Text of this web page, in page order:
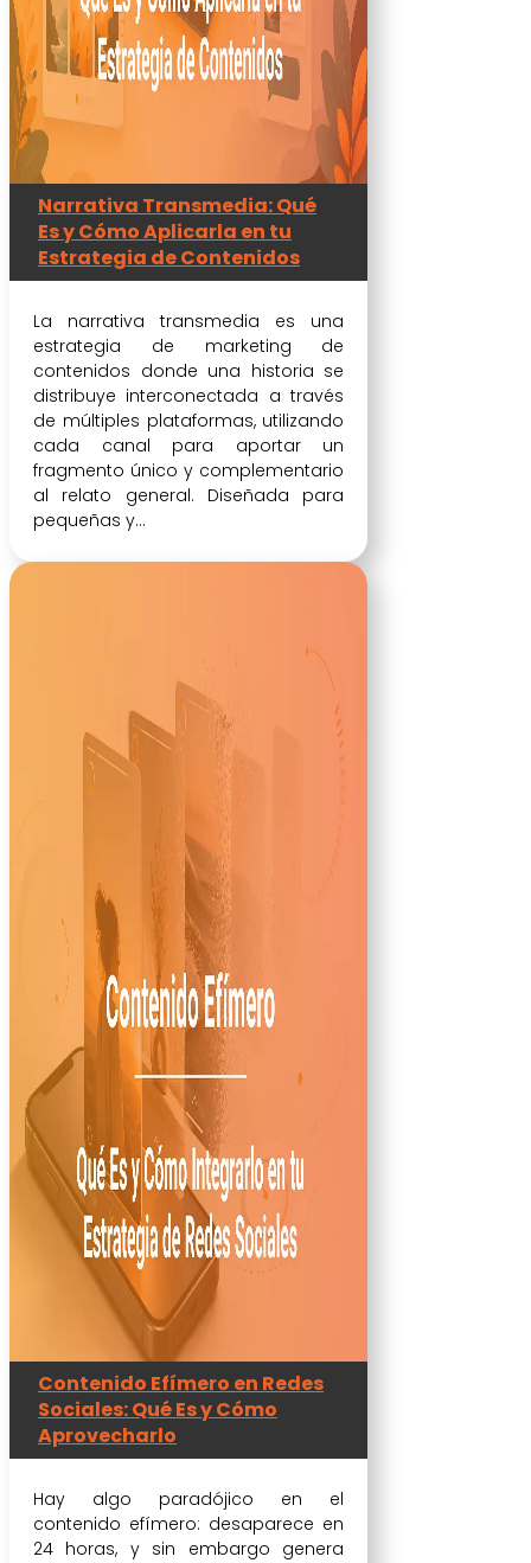
Narrativa Transmedia: Qué
Es y Cómo Aplicarla en tu
Estrategia de Contenidos
La narrativa transmedia es una
estrategia de marketing de
contenidos donde una historia se
distribuye interconectada a través
de múltiples plataformas, utilizando
cada canal para aportar un
fragmento único y complementario
al relato general. Diseñada para
pequeñas y...
Contenido Efímero en Redes
Sociales: Qué Es y Cómo
Aprovecharlo
Hay algo paradójico en el
contenido efímero: desaparece en
24 horas, y sin embargo genera